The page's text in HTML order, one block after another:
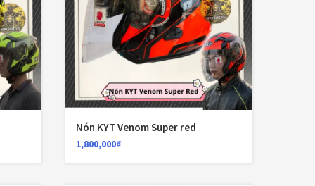
Nón LS2 MX703
Cào Cào Carbon
Fireskull Violet
10,900,000
Kinh thay thế
nón GRS A102k,
Balo - Túi đeo (21)
BULLDOG (47)
(5)
Đệm lót yên xe (3)
EGO
Nón KYT Venom Super red
1,800,000₫